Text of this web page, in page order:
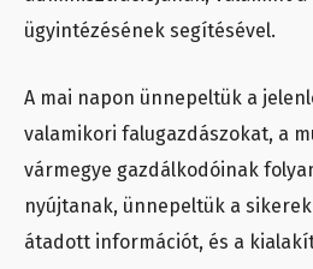
ügyintézésének segítésével.
A mai napon ünnepeltük a
valamikori falugazdászokat, a
vármegye gazdálkodóinak
nyújtanak, ünnepeltük a
átadott információt, és a